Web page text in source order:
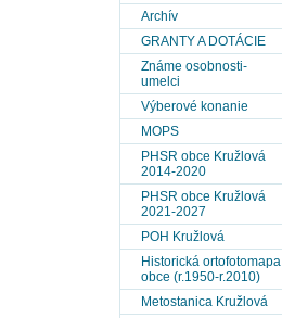
Archív
GRANTY A DOTÁCIE
Známe osobnosti-
umelci
Výberové konanie
MOPS
PHSR obce Kružlová
2014-2020
PHSR obce Kružlová
2021-2027
POH Kružlová
Historická ortofotomapa
obce (r.1950-r.2010)
Metostanica Kružlová